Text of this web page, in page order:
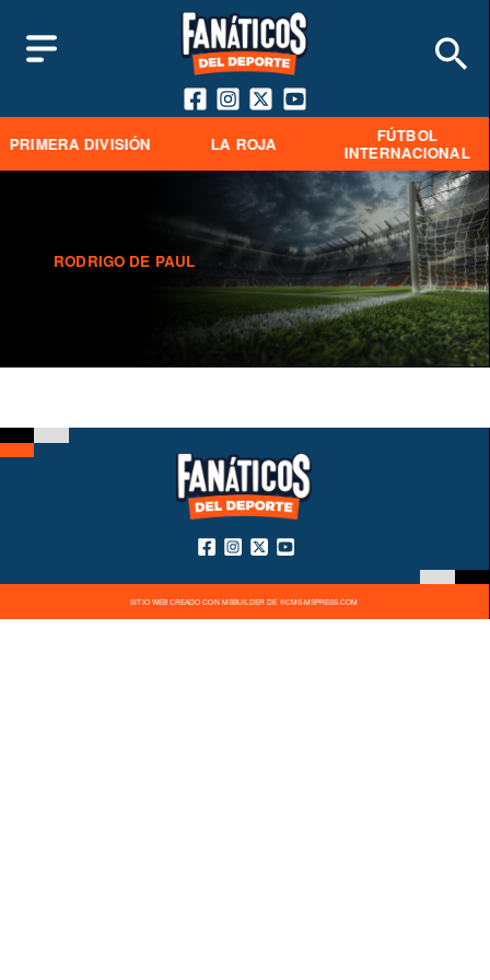
PRIMERA DIVISIÓN LA ROJA
FÚTBOL
INTERNACIONAL
RODRIGO DE PAUL
SITIO WEB CREADO CON MSBUILDER DE ®CMS-MSPRESS.COM